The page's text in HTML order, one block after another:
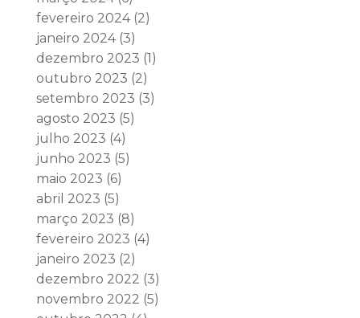
fevereiro 2024(2)
janeiro 2024(3)
dezembro 2023 (1)
outubro 2023 (2)
setembro 2023 (3)
agosto 2023 (5)
julho 2023 (4)
junho 2023 (5)
maio 2023 (6)
abril 2023 (5)
março 2023 (8)
fevereiro 2023 (4)
janeiro 2023 (2)
dezembro 2022 (3)
novembro 2022 (5)